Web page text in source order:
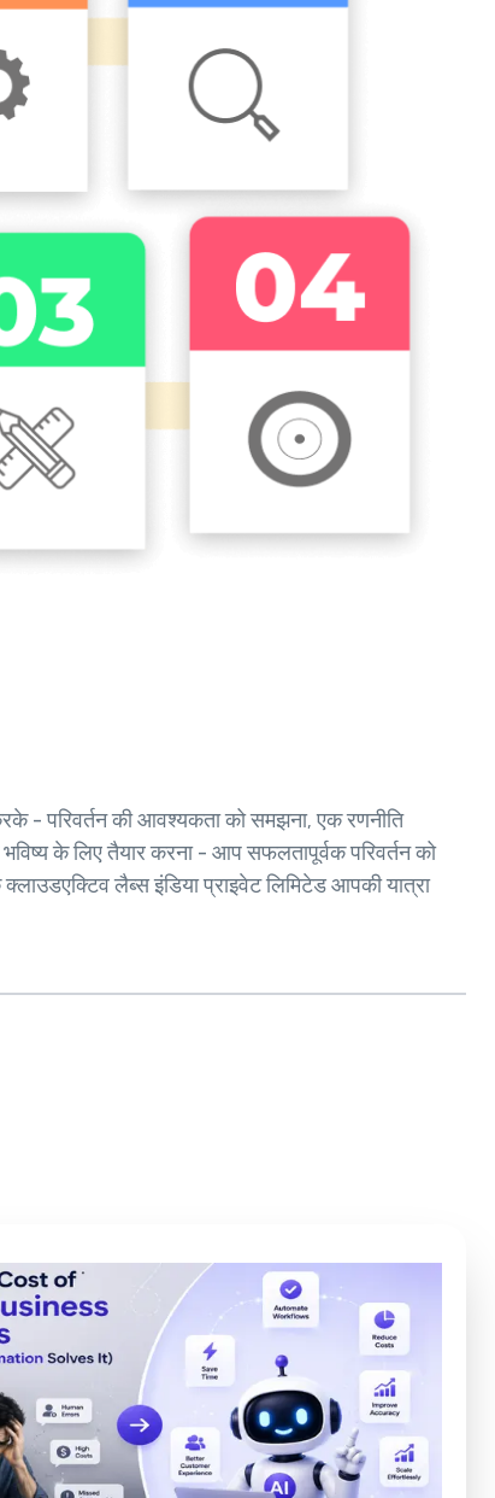
- परिवर्तन की आवश्यकता को समझना, एक रणनीति
के लिए तैयार करना - आप सफलतापूर्वक परिवर्तन को
लैब्स इंडिया प्राइवेट लिमिटेड आपकी यात्रा